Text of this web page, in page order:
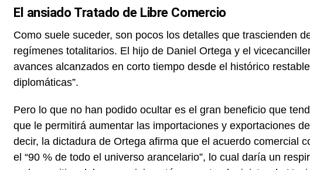
El ansiado Tratado de Libre Comercio
Como suele suceder, son pocos los detalles que trascienden
regímenes totalitarios. El hijo de Daniel Ortega y el
avances alcanzados en corto tiempo desde el histórico
diplomáticas”.
Pero lo que no han podido ocultar es el gran beneficio que
que le permitirá aumentar las importaciones y exportaciones
decir, la dictadura de Ortega afirma que el acuerdo comercial
el “90 % de todo el universo arancelario”, lo cual daría un